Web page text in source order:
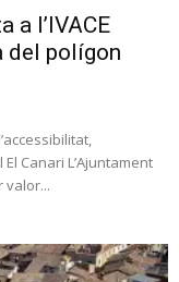
a l’IVACE
del polígon
Canari L’Ajuntament
valor...